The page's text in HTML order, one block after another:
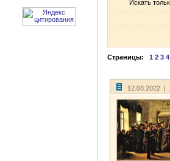
Искать
Страницы: 1 2 3 4
12.08.2022 |